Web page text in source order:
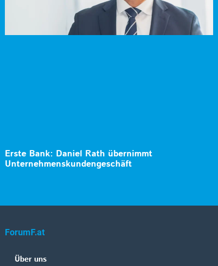
Erste Bank: Daniel Rath übernimmt
Unternehmenskundengeschäft
ForumF.at
Über uns